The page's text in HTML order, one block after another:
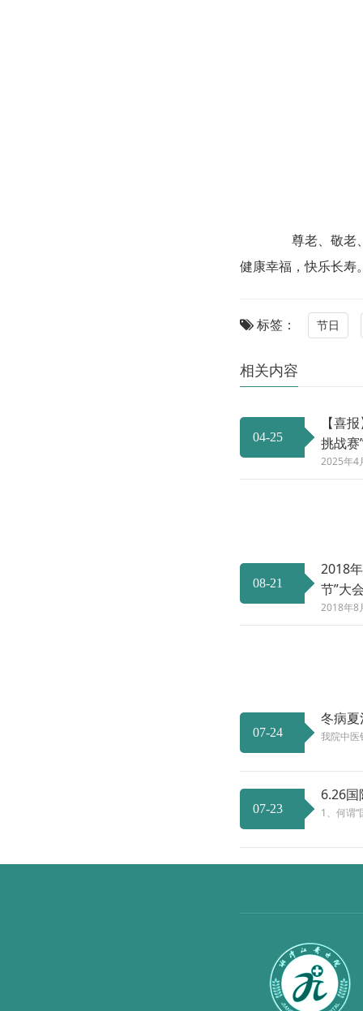
尊老、敬老、
健康幸福，快乐长寿
标签： 节日
相关内容
04-25
【喜
挑战赛
2025年4
08-21
2018
节”大
2018年8
07-24
冬病
我院中医
07-23
6.26
1、何谓